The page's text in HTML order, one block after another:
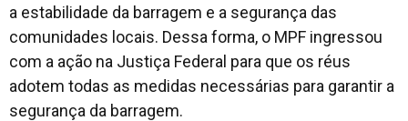
a estabilidade da barragem e a segurança das
comunidades locais. Dessa forma, o MPF ingressou
com a ação na Justiça Federal para que os réus
adotem todas as medidas necessárias para garantir a
segurança da barragem.